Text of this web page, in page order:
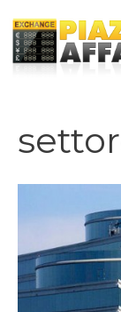
contenuto